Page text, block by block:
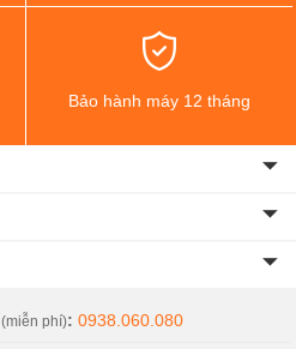
Bảo hành máy 12 tháng
(miễn phí): 0938.060.080